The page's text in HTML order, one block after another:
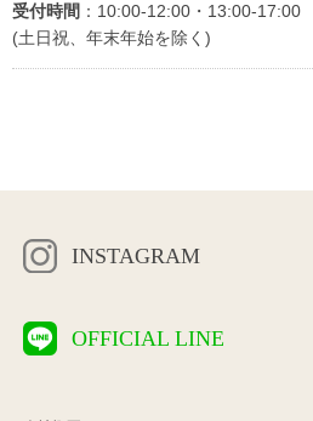
受付時間 ：10:00-12:00・13:00-17:00
(土日祝、年末年始を除く)
INSTAGRAM
OFFICIAL LINE